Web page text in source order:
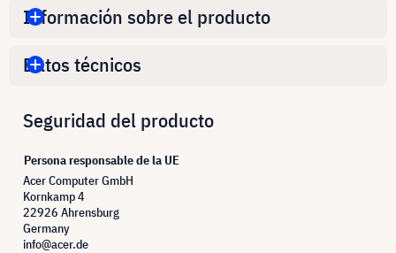
Información sobre el producto
Datos técnicos
Seguridad del producto
Persona responsable de la UE
Acer Computer GmbH
Kornkamp 4
22926 Ahrensburg
Germany
info@acer.de